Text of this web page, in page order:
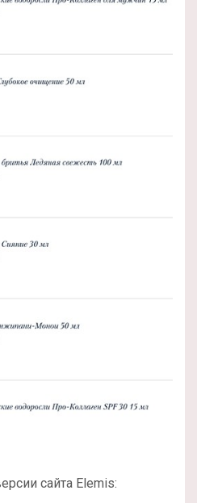
сайта Elemis: